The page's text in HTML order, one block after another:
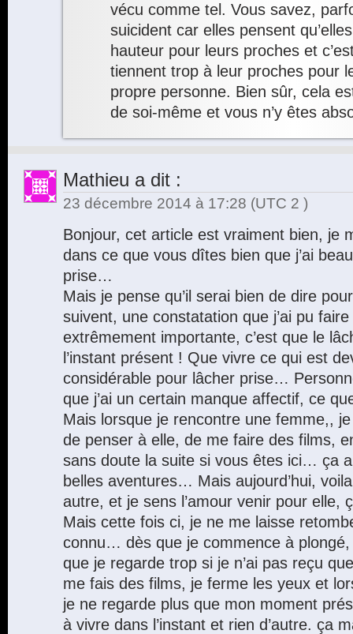
vécu comme tel. Vous savez,
suicident car elles pensent
hauteur pour leurs proches et
tiennent trop à leur proches pour
propre personne. Bien sûr, cela
de soi-même et vous n’y êtes
Mathieu a dit :
23 décembre 2014 à 17:28 (UTC 2 )
Bonjour, cet article est vraiment bien, je
dans ce que vous dîtes bien que j’ai
prise…
Mais je pense qu’il serai bien de dire
suivent, une constatation que j’ai pu
extrêmement importante, c’est que le
l’instant présent ! Que vivre ce qui est
considérable pour lâcher prise…
que j’ai un certain manque affectif, ce
Mais lorsque je rencontre une femme,,
de penser à elle, de me faire des films,
sans doute la suite si vous êtes ici… ça
belles aventures… Mais aujourd’hui,
autre, et je sens l’amour venir pour elle,
Mais cette fois ci, je ne me laisse
connu… dès que je commence à
que je regarde trop si je n’ai pas reçu
me fais des films, je ferme les yeux et
je ne regarde plus que mon moment
à vivre dans l’instant et rien d’autre. ça